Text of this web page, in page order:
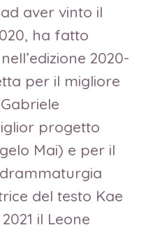
aver vinto il
ha fatto
2020-
per il migliore
progetto
Mai) e per il
del testo Kae
il Leone